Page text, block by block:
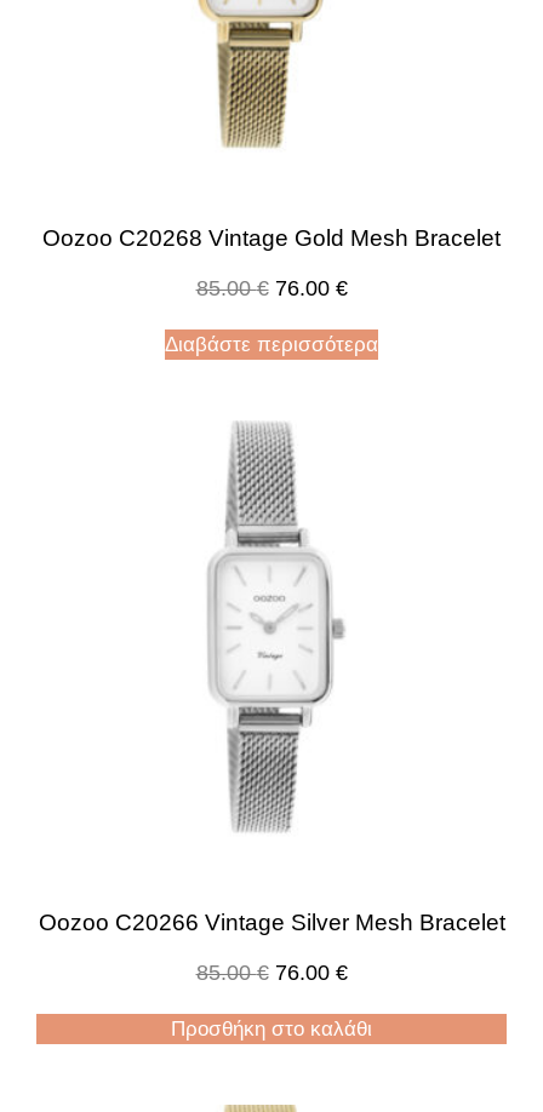
Oozoo C20268 Vintage Gold Mesh Bracelet
85.00€ 76.00 €
Διαβάστε περισσότερα
Oozoo C20266 Vintage Silver Mesh Bracelet
85.00€ 76.00 €
Προσθήκη στο καλάθι